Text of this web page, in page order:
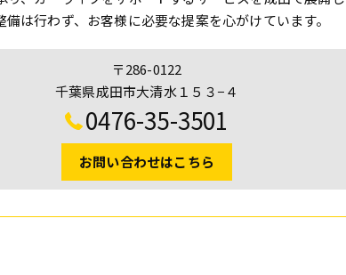
は行わず、お客様に必要な提案を心がけています。
〒286-0122
千葉県成田市大清水１５３−４
0476-35-3501
お問い合わせはこちら